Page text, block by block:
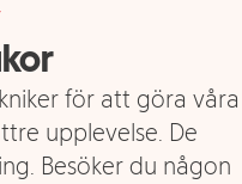
för att göra våra
upplevelse. De
Besöker du någon